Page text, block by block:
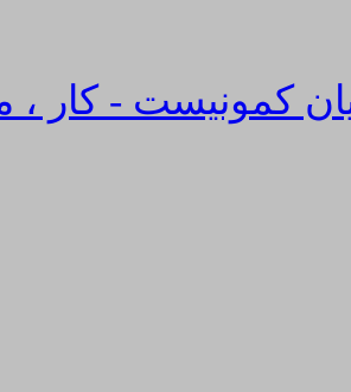
کمونیست - کار